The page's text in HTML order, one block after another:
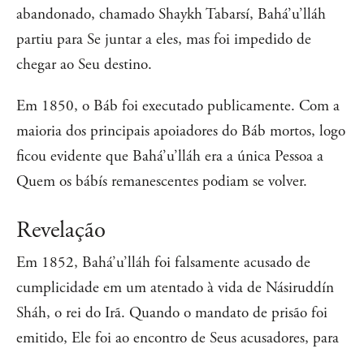
abandonado, chamado Shaykh Tabarsí, Bahá’u’lláh
partiu para Se juntar a eles, mas foi impedido de
chegar ao Seu destino.
Em 1850, o Báb foi executado publicamente. Com a
maioria dos principais apoiadores do Báb mortos, logo
ficou evidente que Bahá’u’lláh era a única Pessoa a
Quem os bábís remanescentes podiam se volver.
Revelação
Em 1852, Bahá’u’lláh foi falsamente acusado de
cumplicidade em um atentado à vida de Násiruddín
Sháh, o rei do Irã. Quando o mandato de prisão foi
emitido, Ele foi ao encontro de Seus acusadores, para